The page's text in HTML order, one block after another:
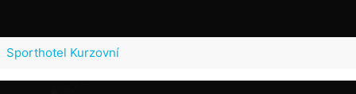
Sporthotel Kurzovní